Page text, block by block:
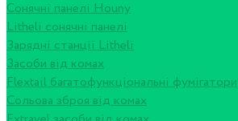
Сонячні панелі Houny
Litheli сонячні панелі
Зарядні станції Litheli
Засоби від комах
Flextail багатофункціональні фумігатори
Сольова зброя від комах